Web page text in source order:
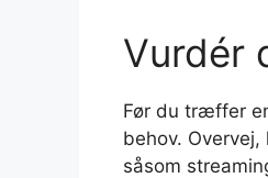
Vurdér
Før du træffer
behov.
såsom